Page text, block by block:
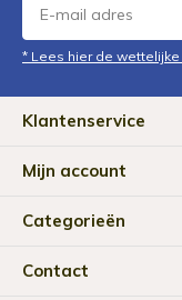
* Lees hier de
Klantenservice
Mijn account
Categorieën
Contact